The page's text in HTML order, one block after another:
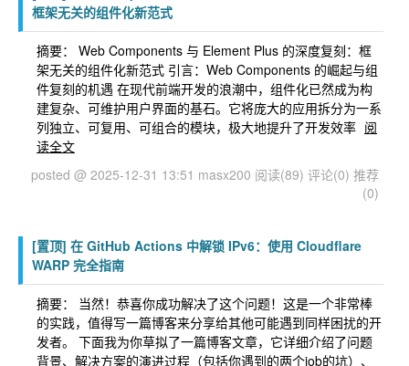
框架无关的组件化新范式
摘要： Web Components 与 Element Plus 的深度复刻：框
架无关的组件化新范式 引言：Web Components 的崛起与组
件复刻的机遇 在现代前端开发的浪潮中，组件化已然成为构
建复杂、可维护用户界面的基石。它将庞大的应用拆分为一系
列独立、可复用、可组合的模块，极大地提升了开发效率 阅
读全文
posted @ 2025-12-31 13:51 masx200 阅读(89) 评论(0) 推荐
(0)
[置顶] 在 GitHub Actions 中解锁 IPv6：使用 Cloudflare
WARP 完全指南
摘要： 当然！恭喜你成功解决了这个问题！这是一个非常棒
的实践，值得写一篇博客来分享给其他可能遇到同样困扰的开
发者。 下面我为你草拟了一篇博客文章，它详细介绍了问题
背景、解决方案的演进过程（包括你遇到的两个job的坑）、